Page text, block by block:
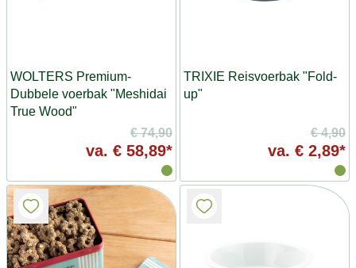
WOLTERS Premium-
Dubbele voerbak "Meshidai
True Wood"
€ 74,90
va. € 58,89*
TRIXIE Reisvoerbak "Fold-
up"
€ 4,90
va. € 2,89*